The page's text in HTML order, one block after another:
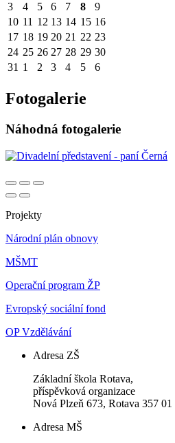
3
4 5 6 7 8
9
10 11 12 13 14 15 16
17 18 19 20 21 22 23
24 25 26 27 28 29 30
31 1 2 3 4 5 6
Fotogalerie
Náhodná fotogalerie
Projekty
Národní plán obnovy
MŠMT
Operační program ŽP
Evropský sociální fond
OP Vzdělávání
Adresa ZŠ
Základní škola Rotava,
příspěvková organizace
Nová Plzeň 673, Rotava 357 01
Adresa MŠ